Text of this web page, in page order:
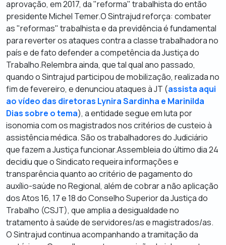
aprovação, em 2017, da "reforma" trabalhista do então
presidente Michel Temer.O Sintrajud reforça: combater
as "reformas" trabalhista e da previdência é fundamental
para reverter os ataques contra a classe trabalhadora no
país e de fato defender a competência da Justiça do
Trabalho.Relembra ainda, que tal qual ano passado,
quando o Sintrajud participou de mobilização, realizada no
fim de fevereiro, e denunciou ataques à JT (assista aqui
ao vídeo das diretoras Lynira Sardinha e Marinilda
Dias sobre o tema), a entidade segue em luta por
isonomia com os magistrados nos critérios de custeio à
assistência médica. São os trabalhadores do Judiciário
que fazem a Justiça funcionar.Assembleia do último dia 24
decidiu que o Sindicato requeira informações e
transparência quanto ao critério de pagamento do
auxílio-saúde no Regional, além de cobrar a não aplicação
dos Atos 16, 17 e 18 do Conselho Superior da Justiça do
Trabalho (CSJT), que amplia a desigualdade no
tratamento à saúde de servidores/as e magistrados/as.
O Sintrajud continua acompanhando a tramitação da